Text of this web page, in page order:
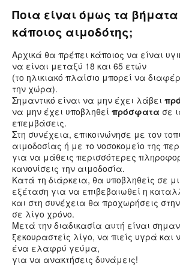
Ποια είναι όμως τα βήματα
κάποιος αιμοδότης;
Αρχικά θα πρέπει κάποιος να είναι
να είναι μεταξύ 18 και 65 ετών
(το ηλικιακό πλαίσιο μπορεί να
την χώρα).
Σημαντικό είναι να μην έχει λάβει
να μην έχει υποβληθεί πρόσφατα σε
επεμβάσεις.
Στη συνέχεια, επικοινώνησε με τον
αιμοδοσίας ή με το νοσοκομείο της
για να μάθεις περισσότερες
κανονίσεις την αιμοδοσία.
Κατά τη διάρκεια, θα υποβληθείς σε
εξέταση για να επιβεβαιωθεί η
και στη συνέχεια θα προχωρήσεις
σε λίγο χρόνο.
Μετά την διαδικασία αυτή είναι
ξεκουραστείς λίγο, να πιείς υγρά
ένα ελαφρύ γεύμα,
για να ανακτήσεις δυνάμεις!